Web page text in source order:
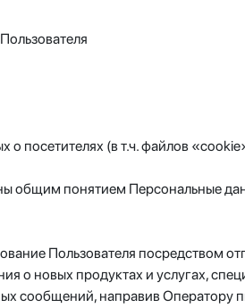
о посетителях (в т.ч. файлов
общим понятием Персональные
Пользователя посредством
о новых продуктах и услугах,
сообщений, направив Оператору